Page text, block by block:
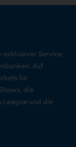
exklusiver Service
Auf
für
die
und die